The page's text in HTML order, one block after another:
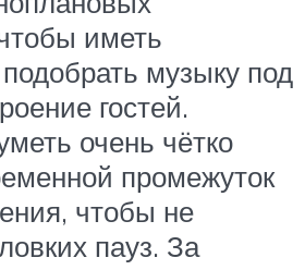
иметь
музыку под
гостей.
очень чётко
промежуток
чтобы не
пауз. За